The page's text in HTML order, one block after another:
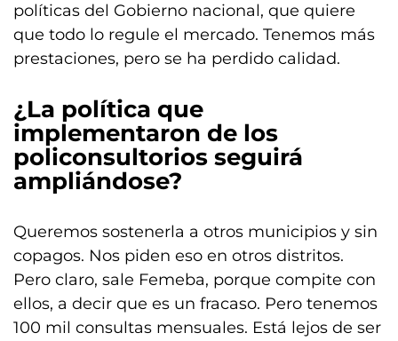
políticas del Gobierno nacional, que quiere
que todo lo regule el mercado. Tenemos más
prestaciones, pero se ha perdido calidad.
¿La política que
implementaron de los
policonsultorios seguirá
ampliándose?
Queremos sostenerla a otros municipios y sin
copagos. Nos piden eso en otros distritos.
Pero claro, sale Femeba, porque compite con
ellos, a decir que es un fracaso. Pero tenemos
100 mil consultas mensuales. Está lejos de ser